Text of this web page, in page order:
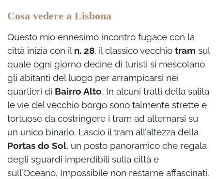
Cosa vedere a Lisbona
Questo mio ennesimo incontro fugace con la
città inizia con il n. 28, il classico vecchio tram sul
quale ogni giorno decine di turisti si mescolano
gli abitanti del luogo per arrampicarsi nei
quartieri di Bairro Alto. In alcuni tratti della salita
le vie del vecchio borgo sono talmente strette e
tortuose da costringere i tram ad alternarsi su
un unico binario. Lascio il tram all’altezza della
Portas do Sol, un posto panoramico che regala
degli sguardi imperdibili sulla città e
sull’Oceano. Impossibile non restarne affascinati.